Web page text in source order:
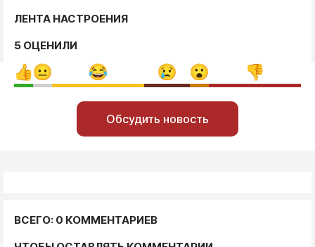
ЛЕНТА НАСТРОЕНИЯ
5 ОЦЕНИЛИ
Обсудить новость
ВСЕГО: 0 КОММЕНТАРИЕВ